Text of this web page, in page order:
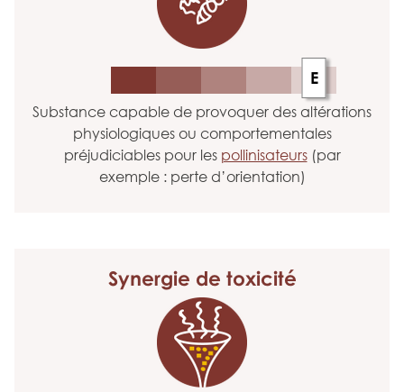
E
Substance capable de provoquer des altérations
physiologiques ou comportementales
préjudiciables pour les pollinisateurs(par
exemple : perte d’orientation)
Synergie de toxicité